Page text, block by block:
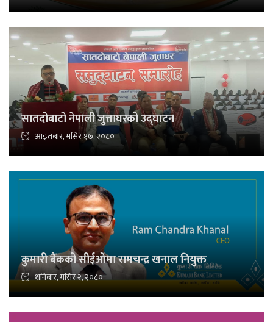
सातदोबाटो नेपाली जुत्ताघरको उद्घाटन
आइतबार, मंसिर १७, २०८०
कुमारी बैंकको सीईओमा रामचन्द्र खनाल नियुक्त
शनिबार, मंसिर २, २०८०